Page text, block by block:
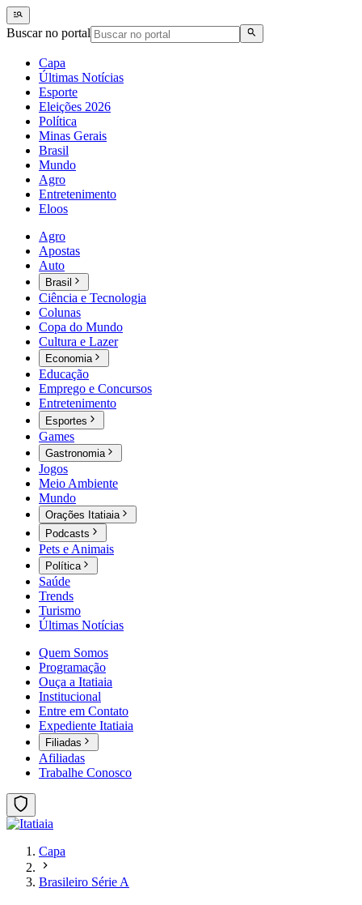
Buscar no portal
Capa
Últimas Notícias
Esporte
Eleições 2026
Política
Minas Gerais
Brasil
Mundo
Agro
Entretenimento
Eloos
Agro
Apostas
Auto
Brasil
Ciência e Tecnologia
Colunas
Copa do Mundo
Cultura e Lazer
Economia
Educação
Emprego e Concursos
Entretenimento
Esportes
Games
Gastronomia
Jogos
Meio Ambiente
Mundo
Orações Itatiaia
Podcasts
Pets e Animais
Política
Saúde
Trends
Turismo
Últimas Notícias
Quem Somos
Programação
Ouça a Itatiaia
Institucional
Entre em Contato
Expediente Itatiaia
Filiadas
Afiliadas
Trabalhe Conosco
Capa
Brasileiro Série A